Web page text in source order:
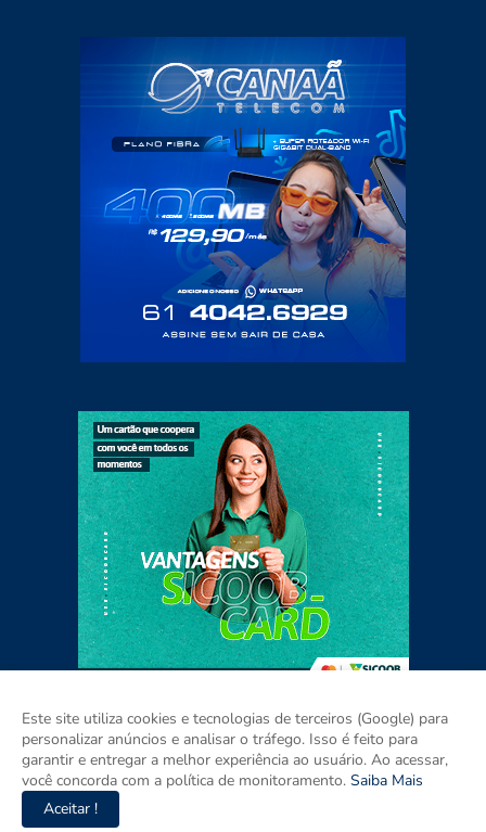
Home Sobre Contato Mídia Kit
Este site utiliza cookies e tecnologias de terceiros (Google) para
personalizar anúncios e analisar o tráfego. Isso é feito para
garantir e entregar a melhor experiência ao usuário. Ao acessar,
você concorda com a política de monitoramento. Saiba Mais
Aceitar !